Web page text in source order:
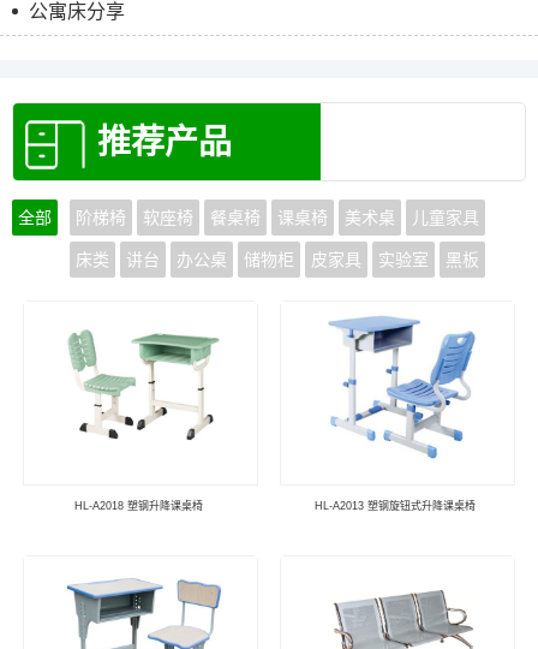
公寓床分享
推荐产品
全部 阶梯椅 软座椅 餐桌椅 课桌椅 美术桌 儿童家具
床类 讲台 办公桌 储物柜 皮家具 实验室 黑板
HL-A2018 塑钢升降课桌椅 HL-A2013 塑钢旋钮式升降课桌椅